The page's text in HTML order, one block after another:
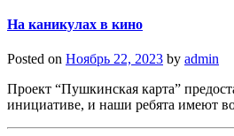
На каникулах в кино
Posted on Ноябрь 22, 2023 by admin
Проект “Пушкинская карта”
инициативе, и наши ребята имеют